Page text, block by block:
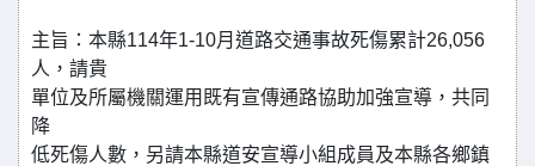
主旨：本縣114年1-10月道路交通事故死傷累計26,056
人，請貴
單位及所屬機關運用既有宣傳通路協助加強宣導，共同
降
低死傷人數，另請本縣道安宣導小組成員及本縣各鄉鎮